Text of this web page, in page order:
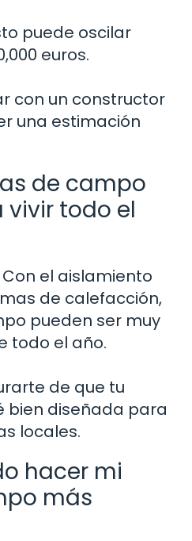
puede oscilar
euros.
con un constructor
una estimación
de campo
todo el
el aislamiento
de calefacción,
pueden ser muy
todo el año.
de que tu
bien diseñada para
locales.
hacer mi
más